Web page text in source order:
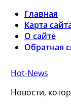
Главная
Карта
О сайте
Обратная
Hot-News
Новости,